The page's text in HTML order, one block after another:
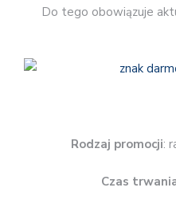
Do tego obowiązuje
Rodzaj promocji:
Czas